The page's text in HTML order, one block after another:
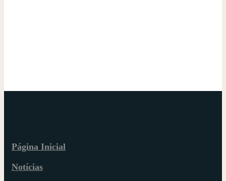
Página Inicial
Notícias